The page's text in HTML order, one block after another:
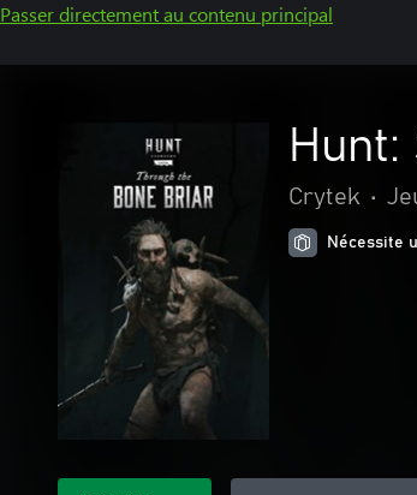
Passer directement au contenu principal
Crytek •
Nécessite